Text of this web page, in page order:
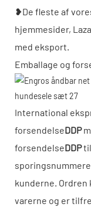
❥De fleste af
hjemmesider,
med eksport.
Emballage og
International
forsendelseDDP
forsendelseDDPtil
kunderne. Ordren
varerne og er